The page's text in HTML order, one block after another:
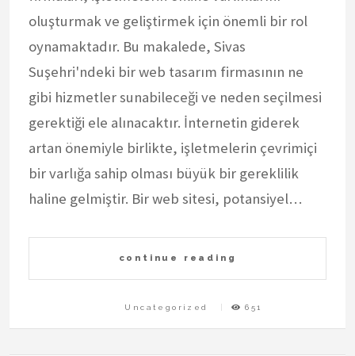
oluşturmak ve geliştirmek için önemli bir rol
oynamaktadır. Bu makalede, Sivas
Suşehri'ndeki bir web tasarım firmasının ne
gibi hizmetler sunabileceği ve neden seçilmesi
gerektiği ele alınacaktır. İnternetin giderek
artan önemiyle birlikte, işletmelerin çevrimiçi
bir varlığa sahip olması büyük bir gereklilik
haline gelmiştir. Bir web sitesi, potansiyel…
continue reading
Uncategorized 651